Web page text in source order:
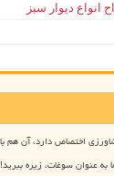
دیوار سبز
به عنوان سوغات، زیره ببرید!